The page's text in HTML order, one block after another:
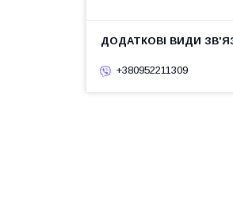
+380952211309